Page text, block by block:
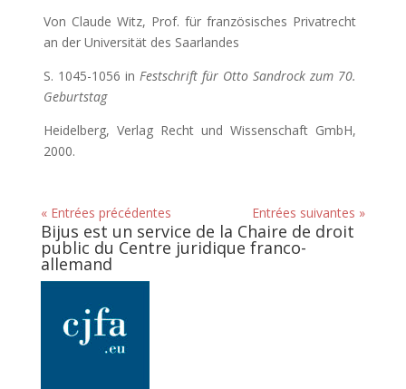
Von Claude Witz, Prof. für französisches Privatrecht
an der Universität des Saarlandes
S. 1045-1056 in Festschrift für Otto Sandrock zum 70.
Geburtstag
Heidelberg, Verlag Recht und Wissenschaft GmbH,
2000.
« Entrées précédentes Entrées suivantes »
Bijus est un service de la Chaire de droit
public du Centre juridique franco-
allemand